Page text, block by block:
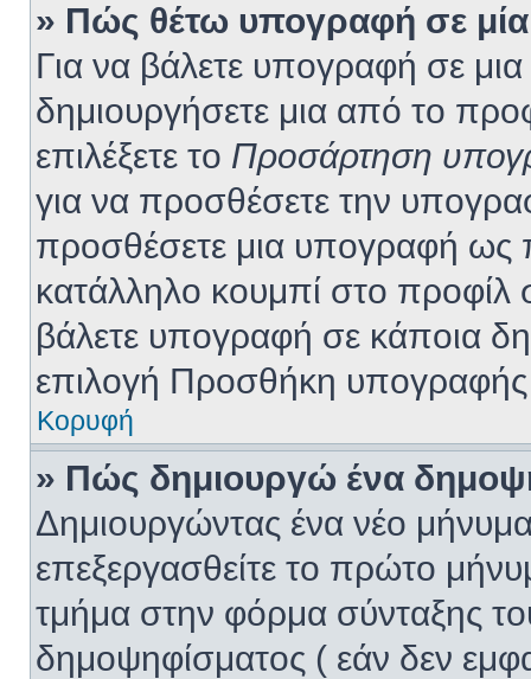
» Πώς θέτω υπογραφή σε
Για να βάλετε υπογραφή σε
δημιουργήσετε μια από το
επιλέξετε το Προσάρτηση
για να προσθέσετε την
προσθέσετε μια υπογραφή ως
κατάλληλο κουμπί στο προφίλ
βάλετε υπογραφή σε κάποια
επιλογή Προσθήκη
Κορυφή
» Πώς δημιουργώ ένα
Δημιουργώντας ένα νέο
επεξεργασθείτε το πρώτο
τμήμα στην φόρμα σύνταξης
δημοψηφίσματος ( εάν δεν